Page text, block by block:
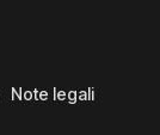
Note legali